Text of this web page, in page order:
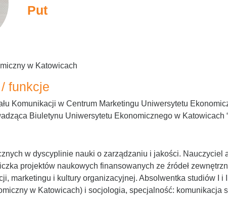
Put
w Katowicach
funkcje
Komunikacji w Centrum Marketingu Uniwersytetu
Biuletynu Uniwersytetu Ekonomicznego w Katowicach
w dyscyplinie nauki o zarządzaniu i jakości.
projektów naukowych finansowanych ze źródeł
marketingu i kultury organizacyjnej. Absolwentka studiów I
w Katowicach) i socjologia, specjalność: komunikacja